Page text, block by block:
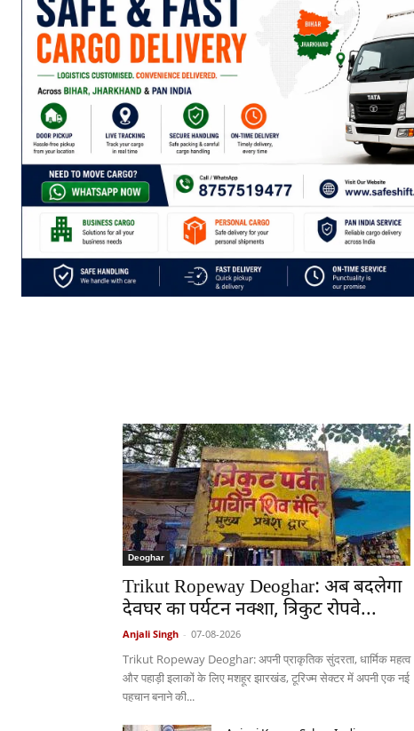
Deoghar
Trikut Ropeway Deoghar: अब बदलेगा
देवघर का पर्यटन नक्शा, त्रिकुट रोपवे...
Anjali Singh - 07-08-2026
Trikut Ropeway Deoghar: अपनी प्राकृतिक सुंदरता, धार्मिक महत्व
और पहाड़ी इलाकों के लिए मशहूर झारखंड, टूरिज्म सेक्टर में अपनी एक नई
पहचान बनाने की...